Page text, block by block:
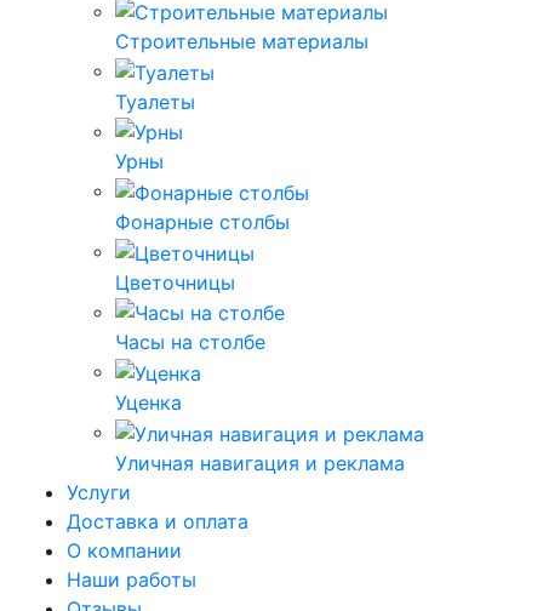
Строительные материалы
Туалеты
Урны
Фонарные столбы
Цветочницы
Часы на столбе
Уценка
Уличная навигация и реклама
Услуги
Доставка и оплата
О компании
Наши работы